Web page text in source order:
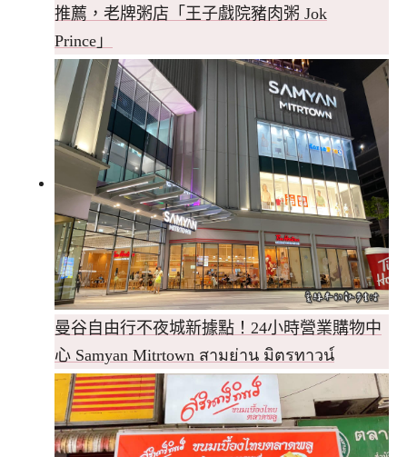
推薦，老牌粥店「王子戲院豬肉粥 Jok
Prince」
曼谷自由行不夜城新據點！24小時營業購物中
心 Samyan Mitrtown สามย่าน มิตรทาวน์